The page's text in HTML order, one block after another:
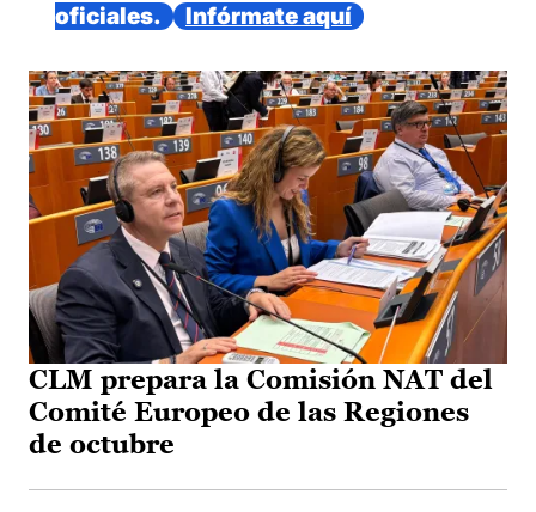
oficiales.
Infórmate aquí
CLM prepara la Comisión NAT del
Comité Europeo de las Regiones
de octubre